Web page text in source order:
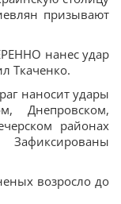
призывают
нанес удар
Ткаченко.
наносит удары
Днепровском,
районах
возросло до